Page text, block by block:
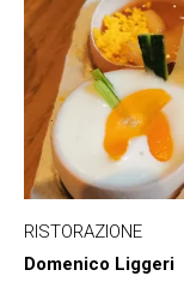
RISTORAZIONE
Domenico Liggeri